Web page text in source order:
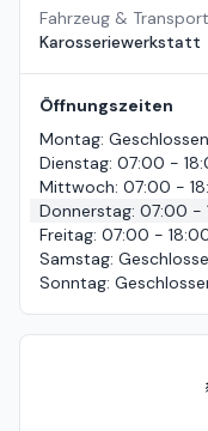
Fahrzeug & Transport
Karosseriewerkstatt
Öffnungszeiten
Montag: Geschlossen
Dienstag: 07:00 -
Mittwoch: 07:00 -
Donnerstag: 07:00 -
Freitag: 07:00 -
Samstag:
Sonntag: